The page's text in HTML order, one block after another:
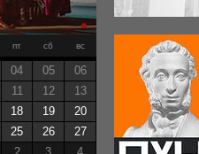
пт сб вс
04 05
06
11 12
13
18 19
20
25 26
27